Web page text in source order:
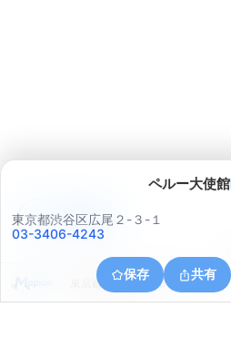
ペルー大使館
東京都渋谷区広尾２-３-１
03-3406-4243
保存 共有
東京都港区六本木３丁目１６
アプリで見る